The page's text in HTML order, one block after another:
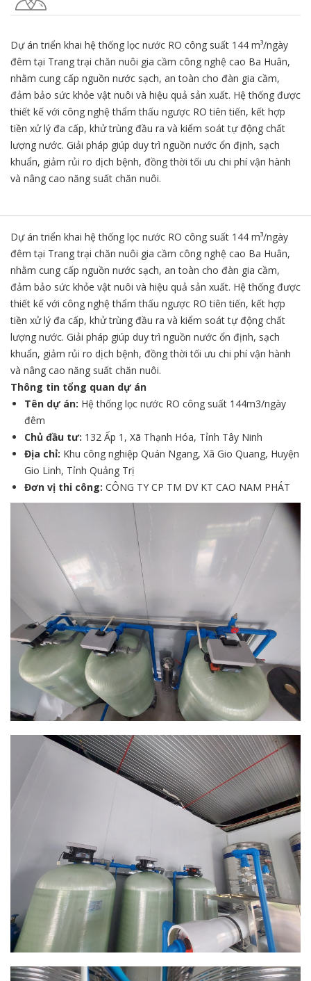
Dự án triển khai hệ thống lọc nước RO công suất 144 m³/ngày
đêm tại Trang trại chăn nuôi gia cầm công nghệ cao Ba Huân,
nhằm cung cấp nguồn nước sạch, an toàn cho đàn gia cầm,
đảm bảo sức khỏe vật nuôi và hiệu quả sản xuất. Hệ thống được
thiết kế với công nghệ thẩm thấu ngược RO tiên tiến, kết hợp
tiền xử lý đa cấp, khử trùng đầu ra và kiểm soát tự động chất
lượng nước. Giải pháp giúp duy trì nguồn nước ổn định, sạch
khuẩn, giảm rủi ro dịch bệnh, đồng thời tối ưu chi phí vận hành
và nâng cao năng suất chăn nuôi.
Dự án triển khai hệ thống lọc nước RO công suất 144 m³/ngày
đêm tại Trang trại chăn nuôi gia cầm công nghệ cao Ba Huân,
nhằm cung cấp nguồn nước sạch, an toàn cho đàn gia cầm,
đảm bảo sức khỏe vật nuôi và hiệu quả sản xuất. Hệ thống được
thiết kế với công nghệ thẩm thấu ngược RO tiên tiến, kết hợp
tiền xử lý đa cấp, khử trùng đầu ra và kiểm soát tự động chất
lượng nước. Giải pháp giúp duy trì nguồn nước ổn định, sạch
khuẩn, giảm rủi ro dịch bệnh, đồng thời tối ưu chi phí vận hành
và nâng cao năng suất chăn nuôi.
Thông tin tổng quan dự án
Tên dự án: Hệ thống lọc nước RO công suất 144m3/ngày
đêm
Chủ đầu tư: 132 Ấp 1, Xã Thạnh Hóa, Tỉnh Tây Ninh
Địa chỉ: Khu công nghiệp Quán Ngang, Xã Gio Quang, Huyện
Gio Linh, Tỉnh Quảng Trị
Đơn vị thi công: CÔNG TY CP TM DV KT CAO NAM PHÁT